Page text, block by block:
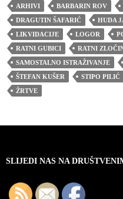
ARHIVI BARBARIN ROV
DRAGUTIN ŠAFARIĆ
HUDA
LIKVIDACIJE
LOGOR
RATNI GUBICI
RATNI
SAMOSTALNO ISTRAŽIVANJE
ŠTEFAN KUŠER
STIPO PILIĆ
ŽRTVE
SLIJEDI NAS NA